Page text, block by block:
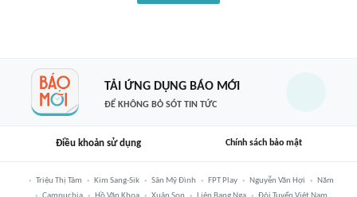
TẢI ỨNG DỤNG BÁO MỚI
ĐỂ KHÔNG BỎ SÓT TIN TỨC
Điều khoản sử dụng Chính sách bảo mật
Triệu Thị Tâm Kim Sang-Sik Sân Mỹ Đình FPT Play Nguyễn Văn Hợi
Năm
Campuchia
Hồ Văn Khoa Xuân Son Liên Bang Nga Đội Tuyển Việt Nam